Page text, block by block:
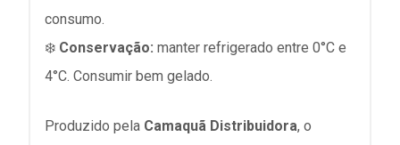
consumo.
❄️ Conservação: manter refrigerado entre 0°C e
4°C. Consumir bem gelado.
Produzido pela Camaquã Distribuidora, o